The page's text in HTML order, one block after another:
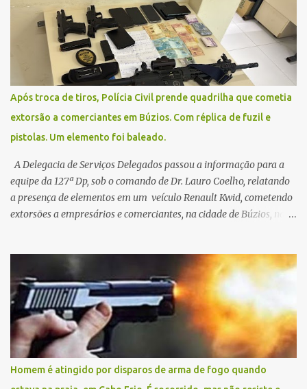
uma situação climática que foge ao controle da administração
pública.
Após troca de tiros, Polícia Civil prende quadrilha que cometia
extorsão a comerciantes em Búzios. Com réplica de fuzil e
pistolas. Um elemento foi baleado.
A Delegacia de Serviços Delegados passou a informação para a
equipe da 127ª Dp, sob o comando de Dr. Lauro Coelho, relatando
a presença de elementos em um veículo Renault Kwid, cometendo
extorsões a empresários e comerciantes, na cidade de Búzios, na
fugir da cidade Buziana. Um dos detidos é policial civil e este foi
baleado na perna na troca de tiros . Na ocorrência, três armas,
pistolas e uma réplica de fuzil, foram apreendidas. O homem
baleado foi identificado como Claudio Bastos, conhecido no meio
político.
Homem é atingido por disparos de arma de fogo quando